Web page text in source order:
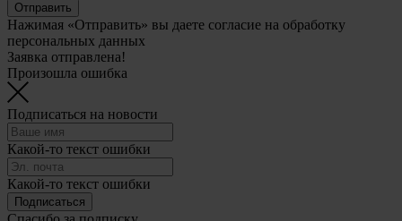
Отправить
Нажимая «Отправить» вы даете согласие на обработку
персональных данных
Заявка отправлена!
Произошла ошибка
Подписаться на новости
Какой-то текст ошибки
Какой-то текст ошибки
Подписаться